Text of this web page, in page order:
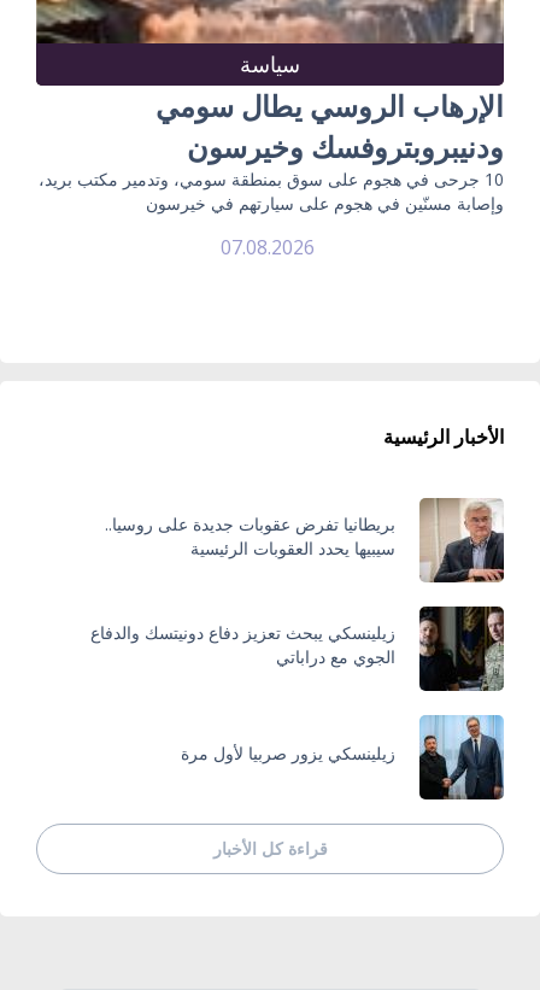
سياسة
الإرهاب الروسي يطال سومي
ودنيبروبتروفسك وخيرسون
10 جرحى في هجوم على سوق بمنطقة سومي، وتدمير مكتب بريد،
وإصابة مسنّين في هجوم على سيارتهم في خيرسون
07.08.2026
الأخبار الرئيسية
بريطانيا تفرض عقوبات جديدة على روسيا..
سيبيها يحدد العقوبات الرئيسية
زيلينسكي يبحث تعزيز دفاع دونيتسك والدفاع
الجوي مع دراباتي
زيلينسكي يزور صربيا لأول مرة
قراءة كل الأخبار